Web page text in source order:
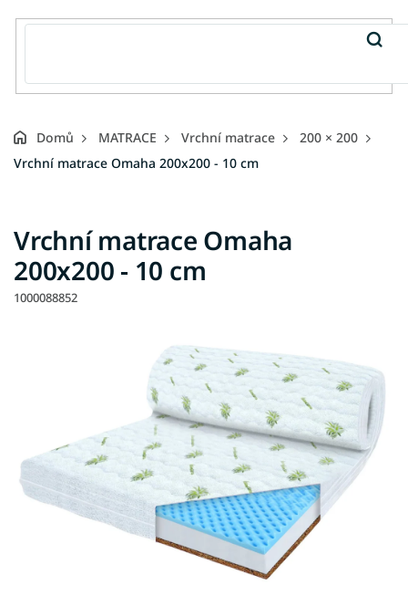
Domů MATRACE Vrchní matrace
200 × 200
Vrchní matrace Omaha 200x200 - 10 cm
Vrchní matrace Omaha
200x200 - 10 cm
1000088852